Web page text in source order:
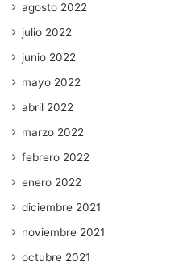
agosto 2022
julio 2022
junio 2022
mayo 2022
abril 2022
marzo 2022
febrero 2022
enero 2022
diciembre 2021
noviembre 2021
octubre 2021